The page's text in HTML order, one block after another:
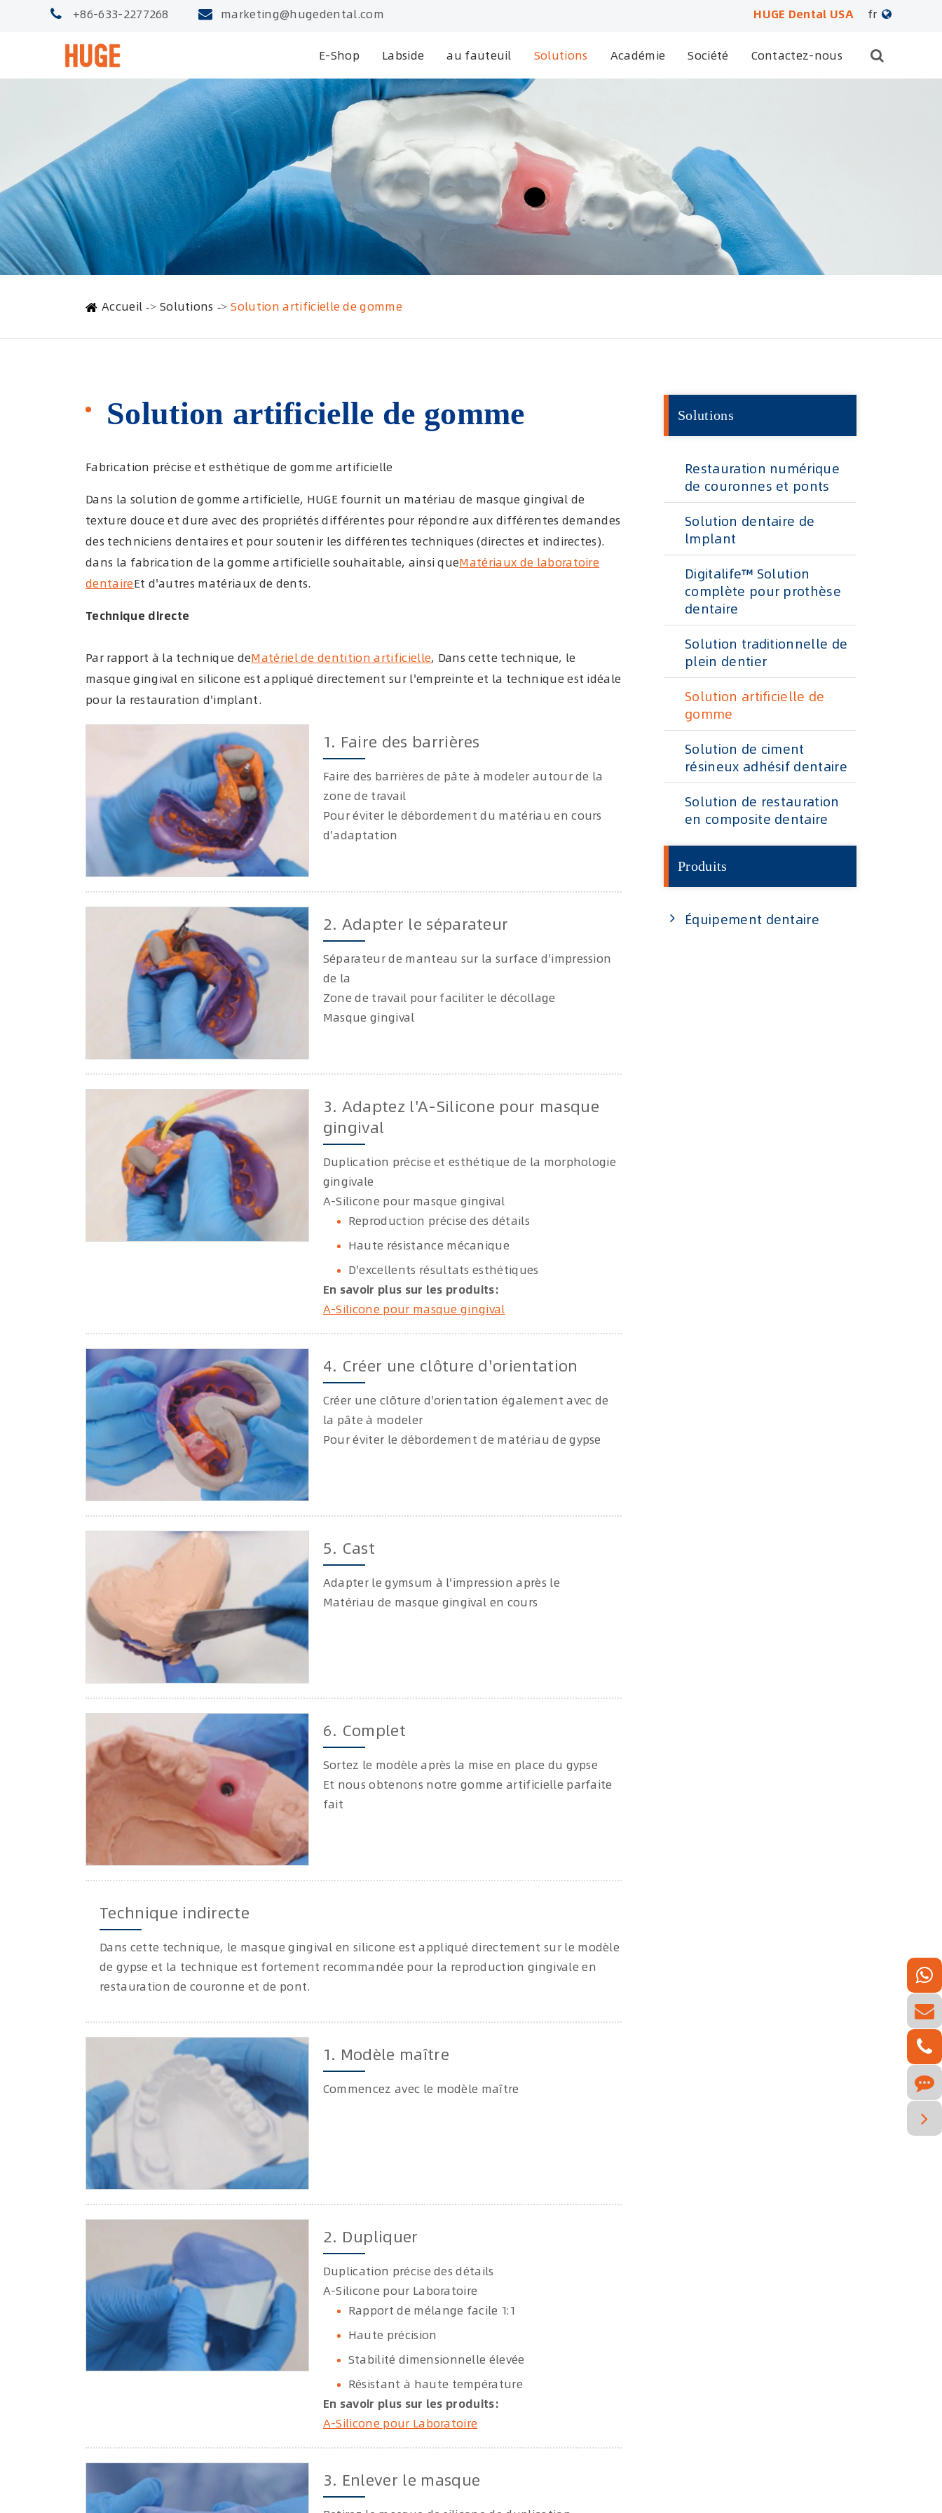
+86-633-2277268 marketing@hugedental.com HUGE Dental USA
fr
日本語
русский
português
E-Shop Labside au fauteuil Solutions Académie Société Contactez-nous
Accueil Solutions Solution artificielle de gomme
Solution artificielle de gomme
Fabrication précise et esthétique de gomme artificielle
Dans la solution de gomme artificielle, HUGE fournit un matériau de masque gingival de
texture douce et dure avec des propriétés différentes pour répondre aux différentes demandes
des techniciens dentaires et pour soutenir les différentes techniques (directes et indirectes).
dans la fabrication de la gomme artificielle souhaitable, ainsi queMatériaux de laboratoire
dentaireEt d'autres matériaux de dents.
Technique directe
Par rapport à la technique deMatériel de dentition artificielle, Dans cette technique, le
masque gingival en silicone est appliqué directement sur l'empreinte et la technique est idéale
pour la restauration d'implant.
1. Faire des barrières
Faire des barrières de pâte à modeler autour de la
zone de travail
Pour éviter le débordement du matériau en cours
d'adaptation
2. Adapter le séparateur
Séparateur de manteau sur la surface d'impression
de la
Zone de travail pour faciliter le décollage
Masque gingival
3. Adaptez l'A-Silicone pour masque
gingival
Duplication précise et esthétique de la morphologie
gingivale
A-Silicone pour masque gingival
Reproduction précise des détails
Haute résistance mécanique
D'excellents résultats esthétiques
En savoir plus sur les produits:
A-Silicone pour masque gingival
4. Créer une clôture d'orientation
Créer une clôture d'orientation également avec de
la pâte à modeler
Pour éviter le débordement de matériau de gypse
5. Cast
Adapter le gymsum à l'impression après le
Matériau de masque gingival en cours
6. Complet
Sortez le modèle après la mise en place du gypse
Et nous obtenons notre gomme artificielle parfaite
fait
Technique indirecte
Dans cette technique, le masque gingival en silicone est appliqué directement sur le modèle
de gypse et la technique est fortement recommandée pour la reproduction gingivale en
restauration de couronne et de pont.
1. Modèle maître
Commencez avec le modèle maître
2. Dupliquer
Duplication précise des détails
A-Silicone pour Laboratoire
Rapport de mélange facile 1:1
Haute précision
Stabilité dimensionnelle élevée
Résistant à haute température
En savoir plus sur les produits:
A-Silicone pour Laboratoire
3. Enlever le masque
Solutions
Restauration numérique
de couronnes et ponts
Solution dentaire de
lmplant
Digitalife™ Solution
complète pour prothèse
dentaire
Solution traditionnelle de
plein dentier
Solution artificielle de
gomme
Solution de ciment
résineux adhésif dentaire
Solution de restauration
en composite dentaire
Produits
Équipement dentaire